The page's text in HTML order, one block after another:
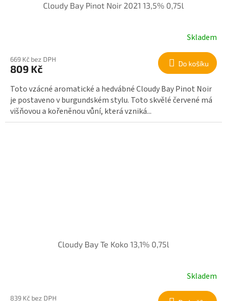
Cloudy Bay Pinot Noir 2021 13,5% 0,75l
Skladem
669 Kč bez DPH
809 Kč Do košíku
Toto vzácné aromatické a hedvábné Cloudy Bay Pinot Noir
je postaveno v burgundském stylu. Toto skvělé červené má
višňovou a kořeněnou vůní, která vzniká...
Cloudy Bay Te Koko 13,1% 0,75l
Skladem
839 Kč bez DPH